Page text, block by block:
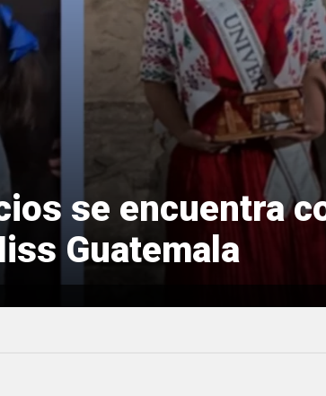
se encuentra
Guatemala